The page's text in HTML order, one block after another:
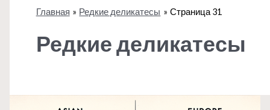
Главная Редкие деликатесы Страница 31
Редкие деликатесы